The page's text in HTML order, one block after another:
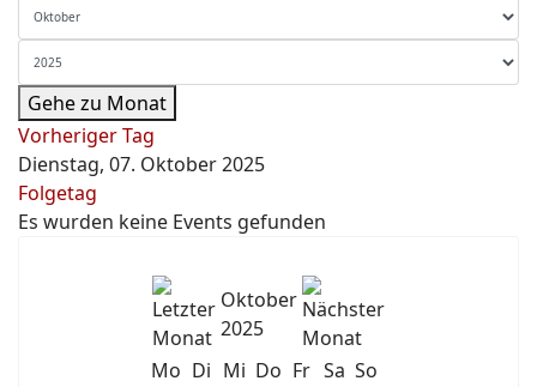
Gehe zu Monat
Vorheriger Tag
Dienstag, 07. Oktober 2025
Folgetag
Es wurden keine Events gefunden
Oktober
2025
Mo Di Mi Do Fr Sa So